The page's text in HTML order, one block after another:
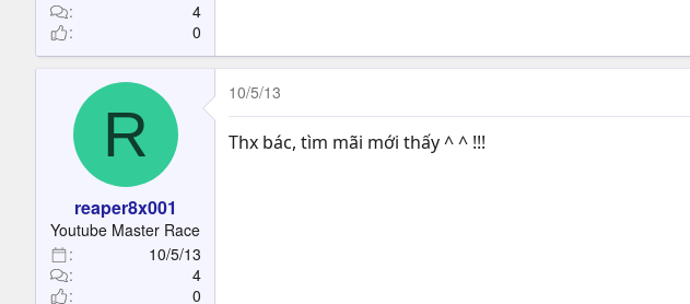
4
0
R
reaper8x001
Youtube Master Race
10/5/13
4
0
10/5/13
Thx bác, tìm mãi mới thấy ^ ^ !!!